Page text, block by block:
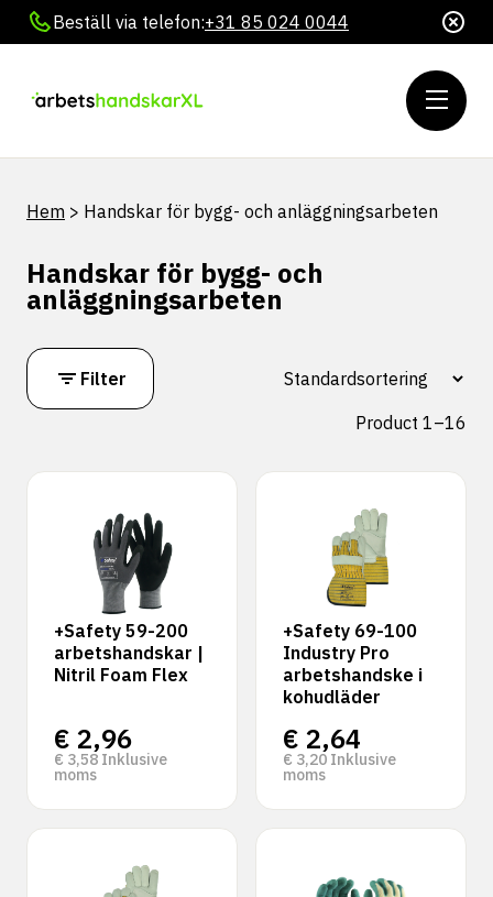
Beställ via telefon:+31 85 024 0044
Hem > Handskar för bygg- och anläggningsarbeten
Handskar för bygg- och
anläggningsarbeten
Filter
Product 1–16
+Safety 59-200
arbetshandskar |
Nitril Foam Flex
€ 2,96
€ 3,58 Inklusive
moms
+Safety 69-100
Industry Pro
arbetshandske i
kohudläder
€ 2,64
€ 3,20 Inklusive
moms